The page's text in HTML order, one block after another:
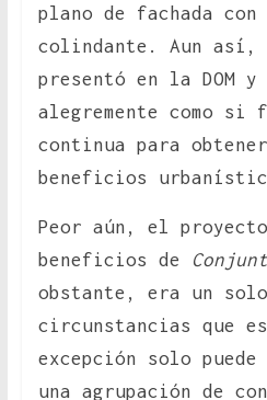
plano de fachada
colindante. Aun así,
presentó en la DOM y
alegremente como
continua para
beneficios
Peor aún, el
beneficios de
obstante, era un
circunstancias que
excepción solo
una agrupación de